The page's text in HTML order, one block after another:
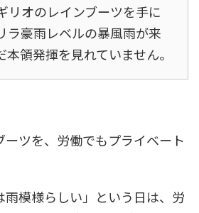
リオのレインブーツを手に
ラ豪雨レベルの暴風雨が来
領発揮を見れていません。
ツを、労働でもプライベート
雨模様らしい」という日は、労